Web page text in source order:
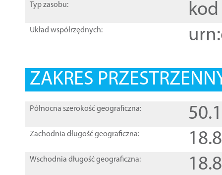
Typ zasobu: kod
Układ współrzędnych:
ZAKRES
Północna szerokość geograficzna:
Zachodnia długość geograficzna:
Wschodnia długość geograficzna: